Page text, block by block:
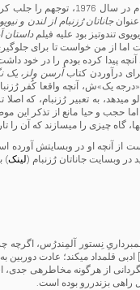
کتابِ نامه­های فرانسوا تروفو را که ورق
عنوانجاناتان رُزنبام از لندن و
داستان
اما از من خواست تا برای
پیدا کرده بودم را در خود
درآوردن کتاباُرسن ولز، یک
یک»ش، آنچه واقعا کُفر
به تعبیر رُزنبام، که اصلا
حجب و حیا مانع از تذکر این
چیزی را می­سازند که آن را
از آنچه او در وب­سایتش آورده
در وب­سایت جاناتان رُزنبام (لینک)
نِستور آلمِندرُس، اگرچه
قلمداد می­کند؛ عادت
از هرگونه مخاطره­ی
راهی بزن­دررو بوده است.